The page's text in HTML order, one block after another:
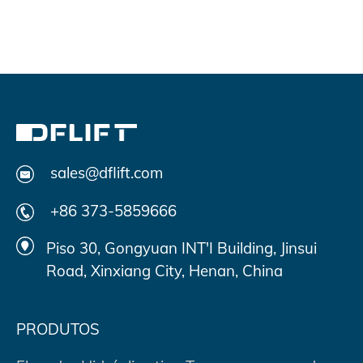
sales@dflift.com
+86 373-5859666
Piso 30, Gongyuan INT'I Building, Jinsui
Road, Xinxiang City, Henan, China
PRODUTOS